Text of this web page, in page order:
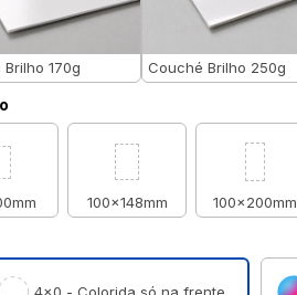
170g Couché Brilho 250g
100x148mm 100x200mm